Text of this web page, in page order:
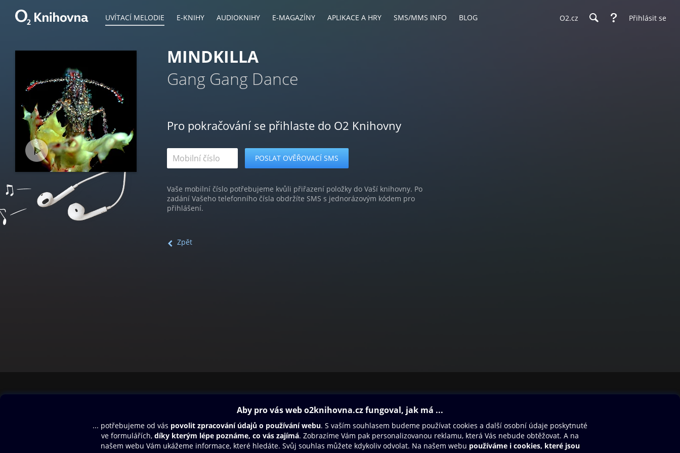
UVÍTACÍ MELODIE E-KNIHY AUDIOKNIHY E-MAGAZÍNY APLIKACE A HRY SMS/MMS INFO BLOG O2.cz Přihlásit se
MINDKILLA
Gang Gang Dance
Pro pokračování se přihlaste do O2 Knihovny
Vaše mobilní číslo potřebujeme kvůli přiřazení položky do Vaší knihovny. Po
zadání Vašeho telefonního čísla obdržíte SMS s jednorázovým kódem pro
přihlášení.
Zpět
Aplikace a hry
SMS/MMS Info
Blog
Dárkový poukaz
Nápověda
Oneplay Originály
Sport